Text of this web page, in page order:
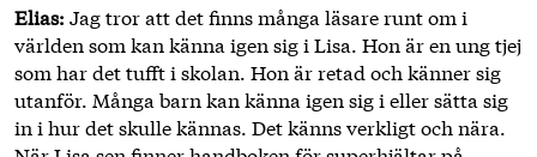
Elias: Jag tror att det finns många läsare runt om i
världen som kan känna igen sig i Lisa. Hon är en ung tjej
som har det tufft i skolan. Hon är retad och känner sig
utanför. Många barn kan känna igen sig i eller sätta sig
in i hur det skulle kännas. Det känns verkligt och nära.